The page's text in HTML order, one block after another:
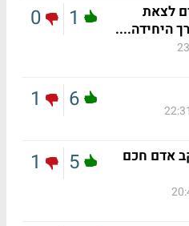
לצאת
היחידה....
1
0
6
1
אדם חכם
5
1